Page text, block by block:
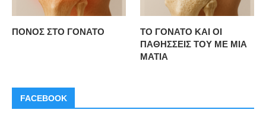
ΠΟΝΟΣ ΣΤΟ ΓΟΝΑΤΟ
ΤΟ ΓΟΝΑΤΟ ΚΑΙ ΟΙ
ΠΑΘΗΣΣΕΙΣ ΤΟΥ ΜΕ ΜΙΑ
ΜΑΤΙΑ
FACEBOOK